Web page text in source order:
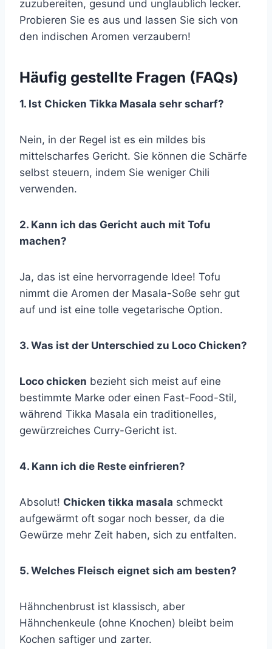
zuzubereiten, gesund und unglaublich lecker.
Probieren Sie es aus und lassen Sie sich von
den indischen Aromen verzaubern!
Häufig gestellte Fragen (FAQs)
1. Ist Chicken Tikka Masala sehr scharf?
Nein, in der Regel ist es ein mildes bis
mittelscharfes Gericht. Sie können die Schärfe
selbst steuern, indem Sie weniger Chili
verwenden.
2. Kann ich das Gericht auch mit Tofu
machen?
Ja, das ist eine hervorragende Idee! Tofu
nimmt die Aromen der Masala-Soße sehr gut
auf und ist eine tolle vegetarische Option.
3. Was ist der Unterschied zu Loco Chicken?
Loco chicken bezieht sich meist auf eine
bestimmte Marke oder einen Fast-Food-Stil,
während Tikka Masala ein traditionelles,
gewürzreiches Curry-Gericht ist.
4. Kann ich die Reste einfrieren?
Absolut! Chicken tikka masala schmeckt
aufgewärmt oft sogar noch besser, da die
Gewürze mehr Zeit haben, sich zu entfalten.
5. Welches Fleisch eignet sich am besten?
Hähnchenbrust ist klassisch, aber
Hähnchenkeule (ohne Knochen) bleibt beim
Kochen saftiger und zarter.